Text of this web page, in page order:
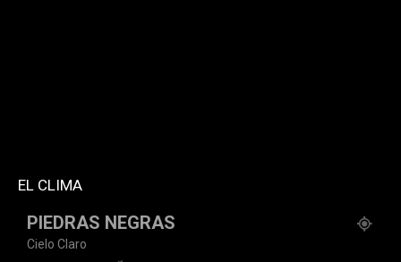
EL CLIMA
PIEDRAS NEGRAS
Cielo Claro